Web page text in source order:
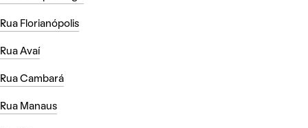
Rua Florianópolis
Rua Avaí
Rua Cambará
Rua Manaus